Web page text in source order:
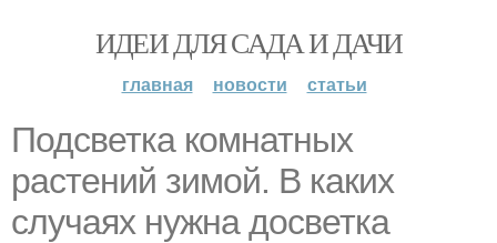
ИДЕИ ДЛЯ САДА И ДАЧИ
главная новости статьи
Подсветка комнатных
растений зимой. В каких
случаях нужна досветка